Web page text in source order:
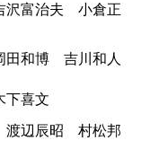
富治夫 小倉正
和博 吉川和人
喜文
辺辰昭 村松邦